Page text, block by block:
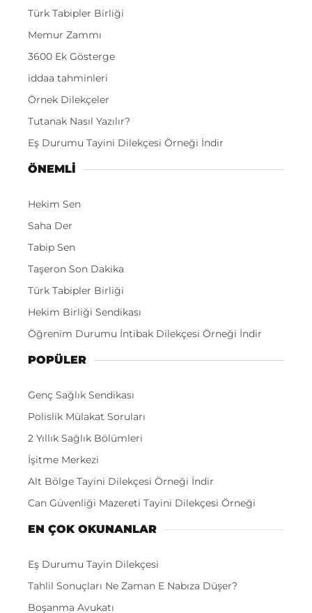
Türk Tabipler Birliği
Memur Zammı
3600 Ek Gösterge
iddaa tahminleri
Örnek Dilekçeler
Tutanak Nasıl Yazılır?
Eş Durumu Tayini Dilekçesi Örneği İndir
ÖNEMLI
Hekim Sen
Saha Der
Tabip Sen
Taşeron Son Dakika
Türk Tabipler Birliği
Hekim Birliği Sendikası
Öğrenim Durumu İntibak Dilekçesi Örneği İndir
POPÜLER
Genç Sağlık Sendikası
Polislik Mülakat Soruları
2 Yıllık Sağlık Bölümleri
İşitme Merkezi
Alt Bölge Tayini Dilekçesi Örneği İndir
Can Güvenliği Mazereti Tayini Dilekçesi Örneği
EN ÇOK OKUNANLAR
Eş Durumu Tayin Dilekçesi
Tahlil Sonuçları Ne Zaman E Nabıza Düşer?
Boşanma Avukatı